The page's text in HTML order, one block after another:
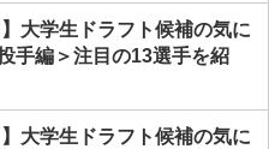
】大学生ドラフト候補の気に
手編＞注目の13選手を紹
】大学生ドラフト候補の気に